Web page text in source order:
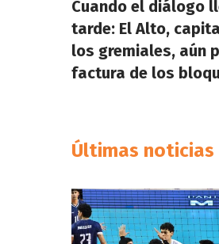
Cuando el diálogo
tarde: El Alto,
los gremiales, aún
factura de los
Últimas noticias